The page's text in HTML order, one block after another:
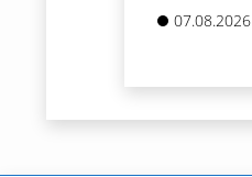
07.08.2026